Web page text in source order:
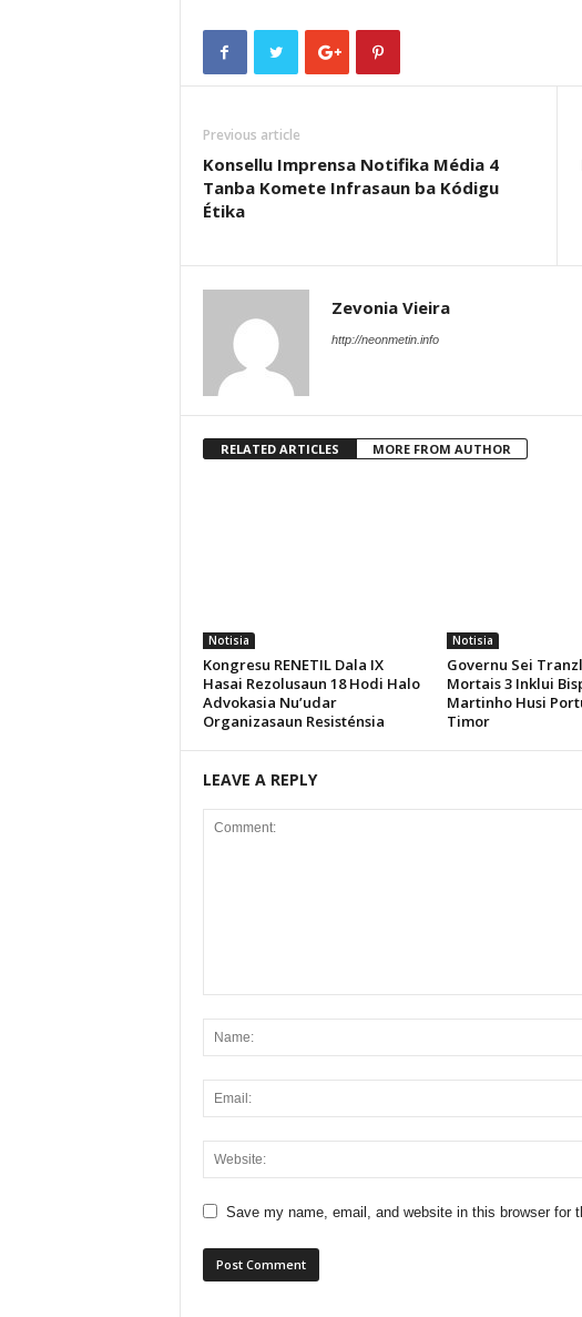
Previous article
Konsellu Imprensa Notifika Média 4
Tanba Komete Infrasaun ba Kódigu
Étika
Zevonia Vieira
http://neonmetin.info
RELATED ARTICLES MORE FROM AUTHOR
Notisia
Kongresu RENETIL Dala IX
Hasai Rezolusaun 18 Hodi Halo
Advokasia Nu’udar
Organizasaun Resisténsia
Notisia
Governu Sei
Mortais 3 Inklui
Martinho Husi
Timor
LEAVE A REPLY
Save my name, email, and website in this browser for